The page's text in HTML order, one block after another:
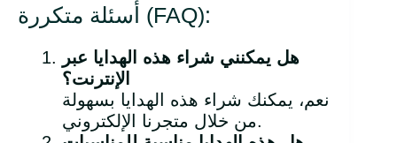
أسئلة متكررة (FAQ):
هل يمكنني شراء هذه الهدايا عبر
الإنترنت؟
نعم، يمكنك شراء هذه الهدايا بسهولة
من خلال متجرنا الإلكتروني.